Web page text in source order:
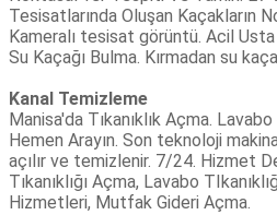
Tesisatlarında Oluşan Kaçakların
Kameralı tesisat görüntü. Acil Usta
Su Kaçağı Bulma. Kırmadan su
Kanal Temizleme
Manisa'da Tıkanıklık Açma.
Hemen Arayın. Son teknoloji
açılır ve temizlenir. 7/24. Hizmet
Tıkanıklığı Açma, Lavabo
Hizmetleri, Mutfak Gideri Açma.